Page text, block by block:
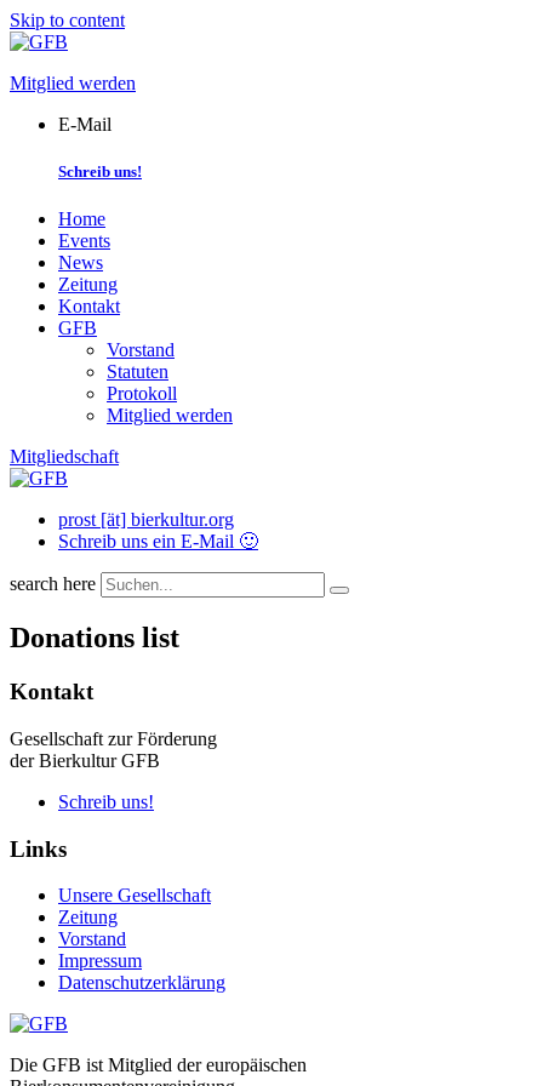
Skip to content
Mitglied werden
E-Mail
Schreib uns!
Home
Events
News
Zeitung
Kontakt
GFB
Vorstand
Statuten
Protokoll
Mitglied werden
Mitgliedschaft
prost [ät] bierkultur.org
Schreib uns ein E-Mail 🙂
search here
Donations list
Kontakt
Gesellschaft zur Förderung
der Bierkultur GFB
Schreib uns!
Links
Unsere Gesellschaft
Zeitung
Vorstand
Impressum
Datenschutzerklärung
Die GFB ist Mitglied der europäischen